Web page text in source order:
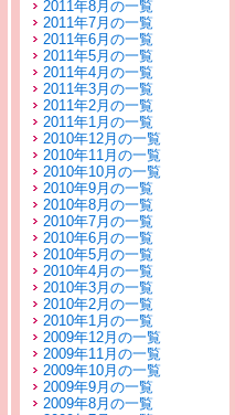
2011年8月の一覧
2011年7月の一覧
2011年6月の一覧
2011年5月の一覧
2011年4月の一覧
2011年3月の一覧
2011年2月の一覧
2011年1月の一覧
2010年12月の一覧
2010年11月の一覧
2010年10月の一覧
2010年9月の一覧
2010年8月の一覧
2010年7月の一覧
2010年6月の一覧
2010年5月の一覧
2010年4月の一覧
2010年3月の一覧
2010年2月の一覧
2010年1月の一覧
2009年12月の一覧
2009年11月の一覧
2009年10月の一覧
2009年9月の一覧
2009年8月の一覧